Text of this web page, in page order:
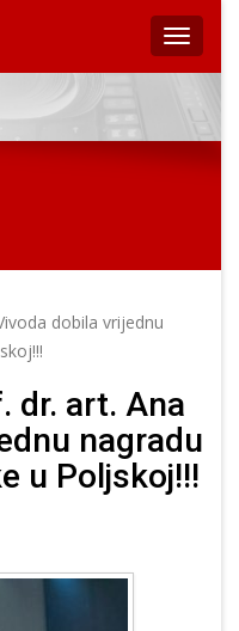
dobila vrijednu
dr. art. Ana
nagradu
u Poljskoj!!!